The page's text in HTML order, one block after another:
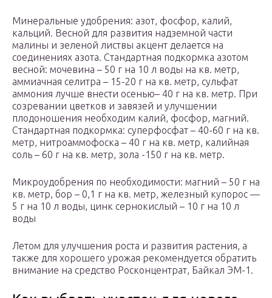
Минеральные удобрения: азот, фосфор, калий,
кальций. Весной для развития надземной части
малины и зеленой листвы акцент делается на
соединениях азота. Стандартная подкормка азотом
весной: мочевина – 50 г на 10 л воды на кв. метр,
аммиачная селитра – 15-20 г на кв. метр, сульфат
аммония лучше внести осенью– 40 г на кв. метр. При
созревании цветков и завязей и улучшении
плодоношения необходим калий, фосфор, магний.
Стандартная подкормка: суперфосфат – 40-60 г на кв.
метр, нитроаммофоска – 40 г на кв. метр, калийная
соль – 60 г на кв. метр, зола -150 г на кв. метр.
Микроудобрения по необходимости: магний – 50 г на
кв. метр, бор – 0,1 г на кв. метр, железный купорос —
5 г на 10 л воды, цинк сернокислый – 10 г на 10 л
воды
Летом для улучшения роста и развития растения, а
также для хорошего урожая рекомендуется обратить
внимание на средство Росконцентрат, Байкал ЭМ-1.